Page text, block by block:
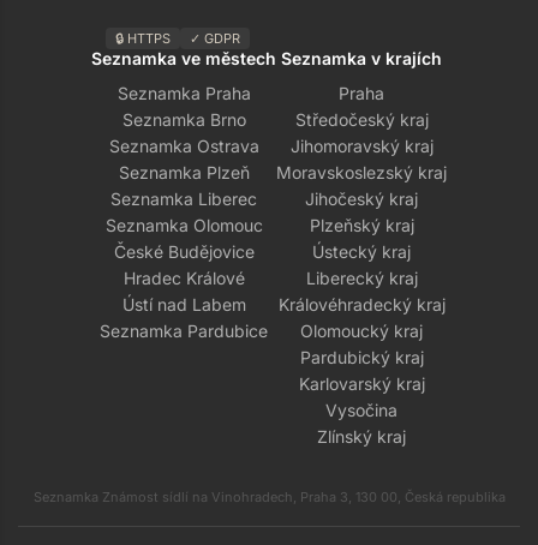
🔒 HTTPS ✓ GDPR
Seznamka ve městech
Seznamka Praha
Seznamka Brno
Seznamka Ostrava
Seznamka Plzeň
Seznamka Liberec
Seznamka Olomouc
České Budějovice
Hradec Králové
Ústí nad Labem
Seznamka Pardubice
Seznamka v krajích
Praha
Středočeský kraj
Jihomoravský kraj
Moravskoslezský kraj
Jihočeský kraj
Plzeňský kraj
Ústecký kraj
Liberecký kraj
Královéhradecký kraj
Olomoucký kraj
Pardubický kraj
Karlovarský kraj
Vysočina
Zlínský kraj
Seznamka Známost sídlí na Vinohradech, Praha 3, 130 00, Česká republika